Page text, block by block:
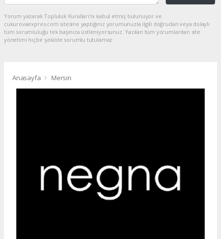
Yorum yazarak Topluluk Kuralları’nı kabul etmiş bulunuyor ve
cukurovaexpres.com sitesine yaptığınız yorumunuzla ilgili doğrudan veya dolaylı
tüm sorumluluğu tek başınıza üstleniyorsunuz. Yazılan tüm yorumlardan site
yönetimi hiçbir şekilde sorumlu tutulamaz.
Anasayfa Mersin